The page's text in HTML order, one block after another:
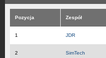
Pozycja Zespół
1 JDR
2 SimTech